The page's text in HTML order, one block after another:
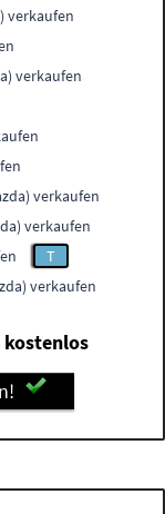
verkaufen
verkaufen
verkaufen
verkaufen
T
verkaufen
kostenlos